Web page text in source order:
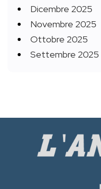
Dicembre 2025
Novembre 2025
Ottobre 2025
Settembre 2025